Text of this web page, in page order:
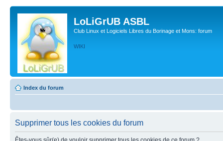
LoLiGrUB ASBL
Club Linux et Logiciels Libres du Borinage et Mons: forum
WIKI
Index du forum
Supprimer tous les cookies du forum